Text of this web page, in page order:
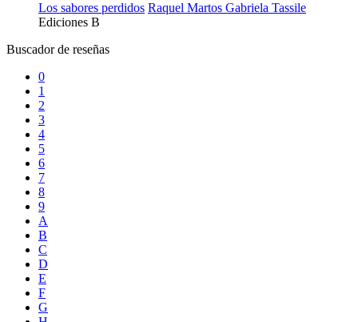
Los sabores perdidos Raquel Martos Gabriela Tassile
Ediciones B
Buscador de reseñas
0
1
2
3
4
5
6
7
8
9
A
B
C
D
E
F
G